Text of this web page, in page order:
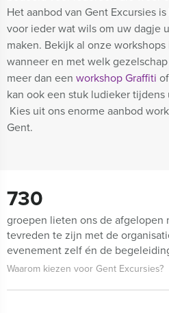
Het aanbod van Gent Excursies
voor ieder wat wils om uw dagje
maken. Bekijk al onze
wanneer en met welk
meer dan een workshop Graffiti
kan ook een stuk ludieker tijdens
Kies uit ons enorme aanbod
Gent.
730
groepen lieten ons de afgelopen
tevreden te zijn met de
evenement zelf én de
Waarom kiezen voor Gent Excursies?